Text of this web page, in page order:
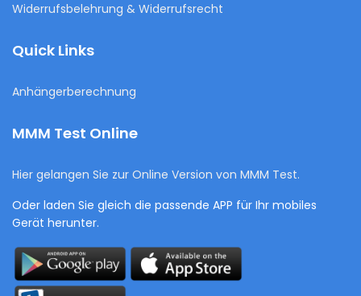
Widerrufsbelehrung & Widerrufsrecht
Quick Links
Anhängerberechnung
MMM Test Online
Hier gelangen Sie zur Online Version von MMM Test.
Oder laden Sie gleich die passende APP für Ihr mobiles
Gerät herunter.